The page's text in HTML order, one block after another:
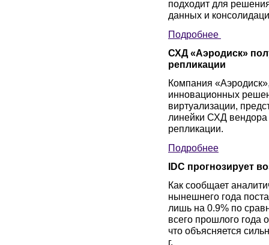
подходит для
данных и
Подробнее
СХД «Аэродиск»
репликации
Компания
инновационных
виртуализации,
линейки СХД
репликации.
Подробнее
IDC прогнозирует
Как сообщает
нынешнего года
лишь на 0.9% по
всего прошлого года
что объясняется
г.